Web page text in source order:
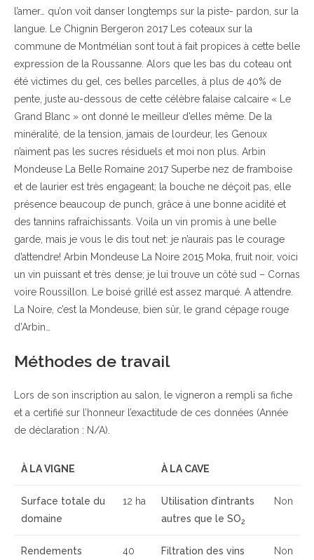
l’amer… qu’on voit danser longtemps sur la piste- pardon, sur la
langue. Le Chignin Bergeron 2017 Les coteaux sur la
commune de Montmélian sont tout à fait propices à cette belle
expression de la Roussanne. Alors que les bas du coteau ont
été victimes du gel, ces belles parcelles, à plus de 40% de
pente, juste au-dessous de cette célèbre falaise calcaire « Le
Grand Blanc » ont donné le meilleur d’elles même. De la
minéralité, de la tension, jamais de lourdeur, les Genoux
n’aiment pas les sucres résiduels et moi non plus. Arbin
Mondeuse La Belle Romaine 2017 Superbe nez de framboise
et de laurier est très engageant; la bouche ne déçoit pas, elle
présence beaucoup de punch, grâce à une bonne acidité et
des tannins rafraichissants. Voila un vin promis à une belle
garde, mais je vous le dis tout net: je n’aurais pas le courage
d’attendre! Arbin Mondeuse La Noire 2015 Moka, fruit noir, voici
un vin puissant et très dense; je lui trouve un côté sud – Cornas
voire Roussillon. Le boisé grillé est assez marqué. A attendre.
La Noire, c’est la Mondeuse, bien sûr, le grand cépage rouge
d’Arbin…
Méthodes de travail
Lors de son inscription au salon, le vigneron a rempli sa fiche
et a certifié sur l’honneur l’exactitude de ces données (Année
de déclaration : N/A).
À LA VIGNE À LA CAVE
Surface totale du
domaine
12 ha
Utilisation d’intrants
autres que le SO2
Non
Rendements
40
Filtration des vins Non